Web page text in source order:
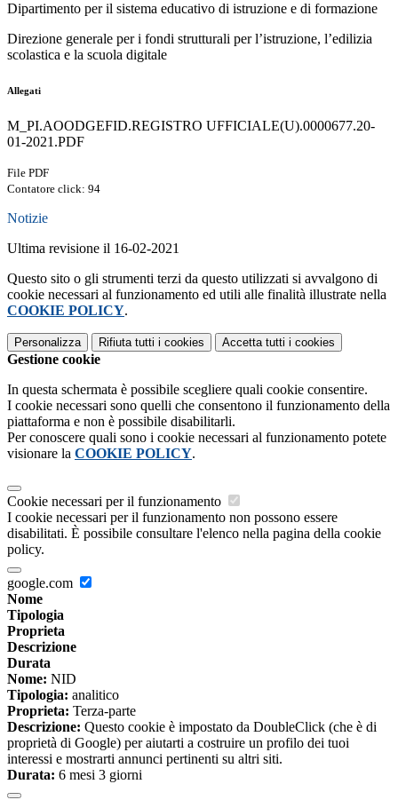
Dipartimento per il sistema educativo di istruzione e di formazione
Direzione generale per i fondi strutturali per l’istruzione, l’edilizia
scolastica e la scuola digitale
Allegati
M_PI.AOODGEFID.REGISTRO UFFICIALE(U).0000677.20-
01-2021.PDF
File PDF
Contatore click: 94
Notizie
Ultima revisione il 16-02-2021
Questo sito o gli strumenti terzi da questo utilizzati si avvalgono di
cookie necessari al funzionamento ed utili alle finalità illustrate nella
COOKIE POLICY.
Personalizza Rifiuta tutti i cookies Accetta tutti i cookies
Gestione cookie
In questa schermata è possibile scegliere quali cookie consentire.
I cookie necessari sono quelli che consentono il funzionamento della
piattaforma e non è possibile disabilitarli.
Per conoscere quali sono i cookie necessari al funzionamento potete
visionare la COOKIE POLICY.
Cookie necessari per il funzionamento
I cookie necessari per il funzionamento non possono essere
disabilitati. È possibile consultare l'elenco nella pagina della cookie
policy.
google.com
Nome
Tipologia
Proprieta
Descrizione
Durata
Nome: NID
Tipologia: analitico
Proprieta: Terza-parte
Descrizione: Questo cookie è impostato da DoubleClick (che è di
proprietà di Google) per aiutarti a costruire un profilo dei tuoi
interessi e mostrarti annunci pertinenti su altri siti.
Durata: 6 mesi 3 giorni